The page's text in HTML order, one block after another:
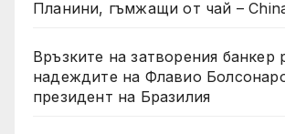
Планини, гъмжащи от чай –
Връзките на затворения банкер
надеждите на Флавио
президент на Бразилия